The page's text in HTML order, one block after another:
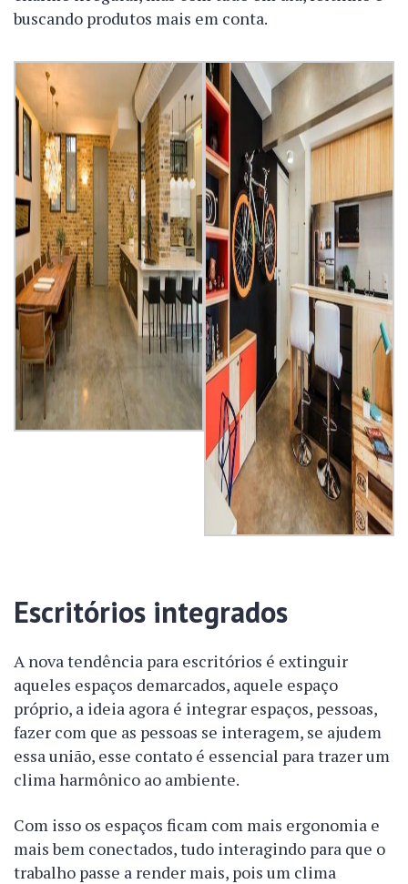
buscando produtos mais em conta.
Escritórios integrados
A nova tendência para escritórios é extinguir
aqueles espaços demarcados, aquele espaço
próprio, a ideia agora é integrar espaços, pessoas,
fazer com que as pessoas se interagem, se ajudem
essa união, esse contato é essencial para trazer um
clima harmônico ao ambiente.
Com isso os espaços ficam com mais ergonomia e
mais bem conectados, tudo interagindo para que o
trabalho passe a render mais, pois um clima